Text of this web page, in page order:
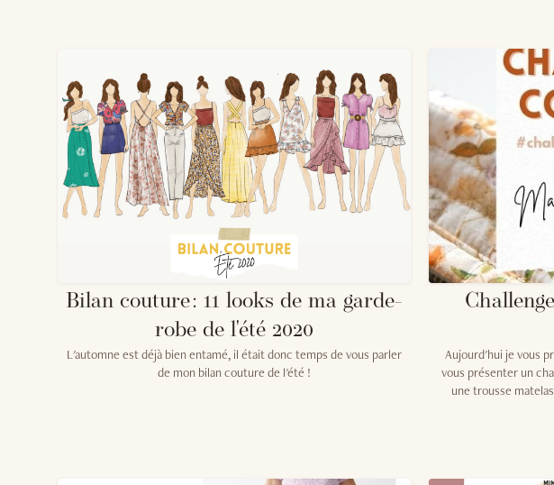
Bilan couture : 11 looks de ma garde-
robe de l'été 2020
L'automne est déjà bien entamé, il était donc temps de vous parler
de mon bilan couture de l'été !
Aujourd'hui je vous
vous présenter un
une trousse